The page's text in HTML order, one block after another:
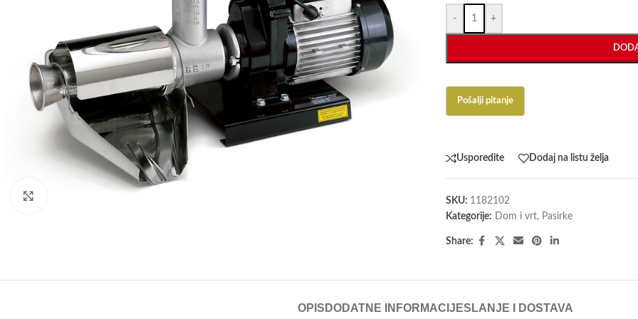
- +
Usporedite Dodaj na listu želja
SKU: 1182102
Kategorije: Dom i vrt, Pasirke
Share:
OPIS DODATNE INFORMACIJESLANJE I DOSTAVA